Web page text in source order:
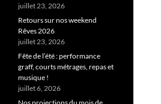
juillet 23, 2026
Retours sur nos weekend
Rêves 2026
juillet 23, 2026
Fête de l’été : performance
graff, courts métrages, repas et
musique !
juillet 6, 2026